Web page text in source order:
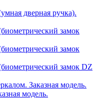
дверная ручка).
замок
замок
замок DZ
Заказная модель.
модель.